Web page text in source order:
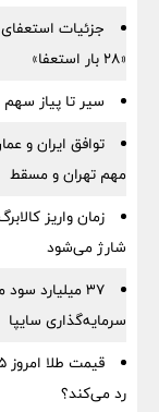
جزئیات
«۲۸ بار استعفا»
سیر تا پیاز سهم
توافق ایران و
مهم تهران و مسقط
شارژ می‌شود
سرمایه‌گذاری سایپا
رد می‌کند؟